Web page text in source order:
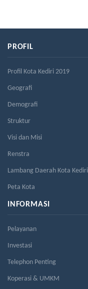
PROFIL
Profil Kota Kediri 2019
Geografi
Demografi
Struktur
Visi dan Misi
Renstra
Lambang Daerah Kota Kediri
Peta Kota
INFORMASI
Pelayanan
Investasi
Telephon Penting
Koperasi & UMKM